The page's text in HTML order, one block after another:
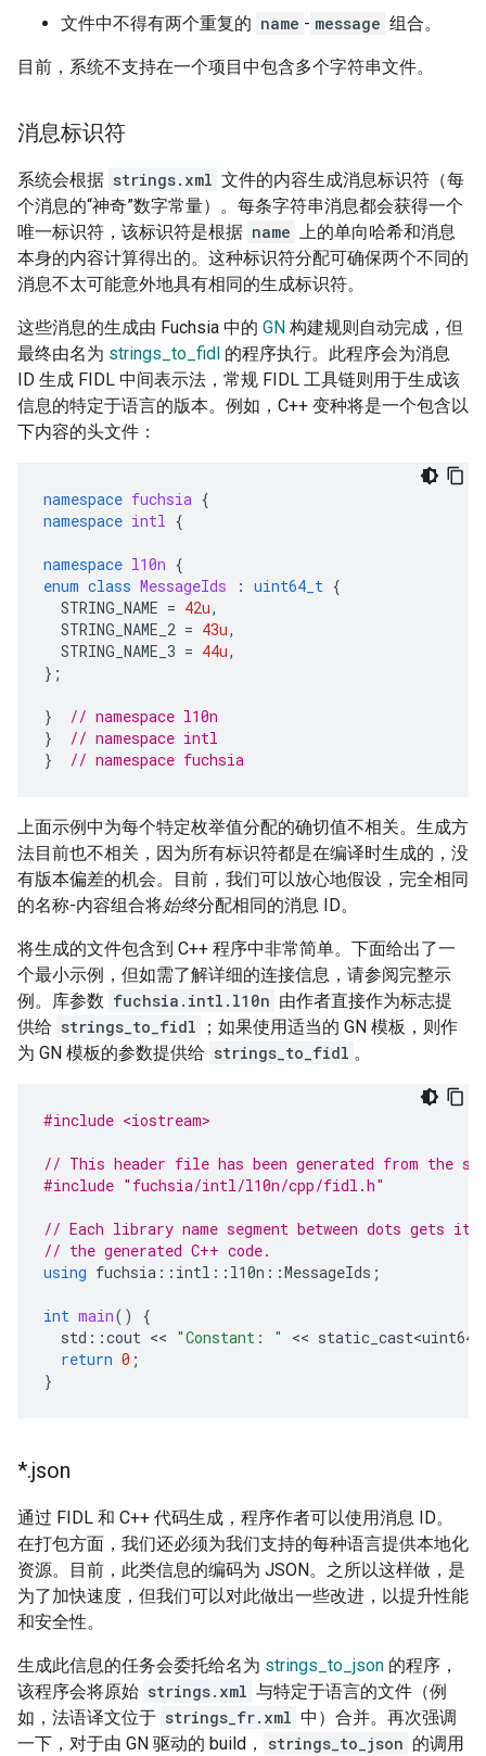
文件中不得有两个重复的 name - message 组合。
目前，系统不支持在一个项目中包含多个字符串文件。
消息标识符
系统会根据 strings.xml 文件的内容生成消息标识符（每
个消息的“神奇”数字常量）。每条字符串消息都会获得一个
唯一标识符，该标识符是根据 name 上的单向哈希和消息
本身的内容计算得出的。这种标识符分配可确保两个不同的
消息不太可能意外地具有相同的生成标识符。
这些消息的生成由 Fuchsia 中的 GN 构建规则自动完成，但
最终由名为 strings_to_fidl 的程序执行。此程序会为消息
ID 生成 FIDL 中间表示法，常规 FIDL 工具链则用于生成该
信息的特定于语言的版本。例如，C++ 变种将是一个包含以
下内容的头文件：
namespace fuchsia {
namespace intl {
namespace l10n {
enum class MessageIds : uint64_t {
STRING_NAME = 42u,
STRING_NAME_2 = 43u,
STRING_NAME_3 = 44u,
};
}
// namespace l10n
}
// namespace intl
}
// namespace fuchsia
上面示例中为每个特定枚举值分配的确切值不相关。生成方
法目前也不相关，因为所有标识符都是在编译时生成的，没
有版本偏差的机会。目前，我们可以放心地假设，完全相同
的名称-内容组合将始终分配相同的消息 ID。
将生成的文件包含到 C++ 程序中非常简单。下面给出了一
个最小示例，但如需了解详细的连接信息，请参阅完整示
例。库参数 fuchsia.intl.l10n 由作者直接作为标志提
供给 strings_to_fidl
；如果使用适当的 GN 模板，则作
为 GN 模板的参数提供给 strings_to_fidl 。
#include <iostream>
// This header file has been generated from the
#include "fuchsia/intl/l10n/cpp/fidl.h"
// Each library name segment between dots gets its
// the generated C++ code.
using fuchsia :: intl :: l10n ::MessageIds ;
int main()
{
std ::cout << "Constant: " <<
return 0 ;
}
*.json
通过 FIDL 和 C++ 代码生成，程序作者可以使用消息 ID。
在打包方面，我们还必须为我们支持的每种语言提供本地化
资源。目前，此类信息的编码为 JSON。之所以这样做，是
为了加快速度，但我们可以对此做出一些改进，以提升性能
和安全性。
生成此信息的任务会委托给名为 strings_to_json 的程序，
该程序会将原始 strings.xml 与特定于语言的文件（例
如，法语译文位于 strings_fr.xml 中）合并。再次强调
一下，对于由 GN 驱动的 build，
strings_to_json 的调用